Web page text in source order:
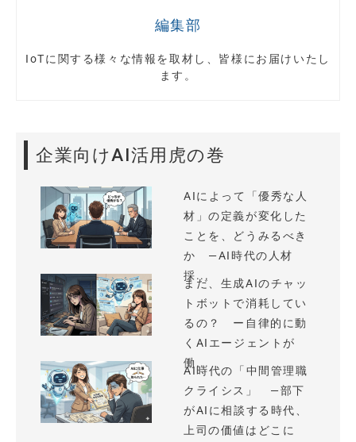
編集部
IoTに関する様々な情報を取材し、皆様にお届けいたし
ます。
企業向けAI活用虎の巻
AIによって「優秀な人
材」の定義が変化した
ことを、どうみるべき
か —AI時代の人材
採...
まだ、生成AIのチャッ
トボットで消耗してい
るの？ ー自律的に動
くAIエージェントが
働...
AI時代の「中間管理職
クライシス」 —部下
がAIに相談する時代、
上司の価値はどこに